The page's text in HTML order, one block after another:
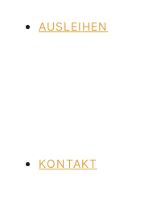
AUSLEIHEN
KONTAKT